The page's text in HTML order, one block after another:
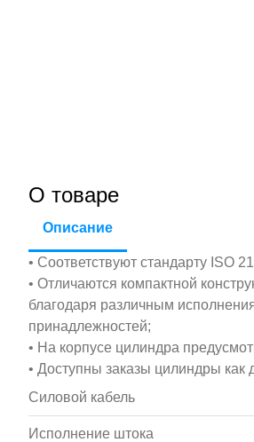
О товаре
Описание
• Соответствуют стандарту ISO
• Отличаются компактной
благодаря различным
принадлежностей;
• На корпусе цилиндра
• Доступны заказы цилиндры как
Силовой кабель
Исполнение штока